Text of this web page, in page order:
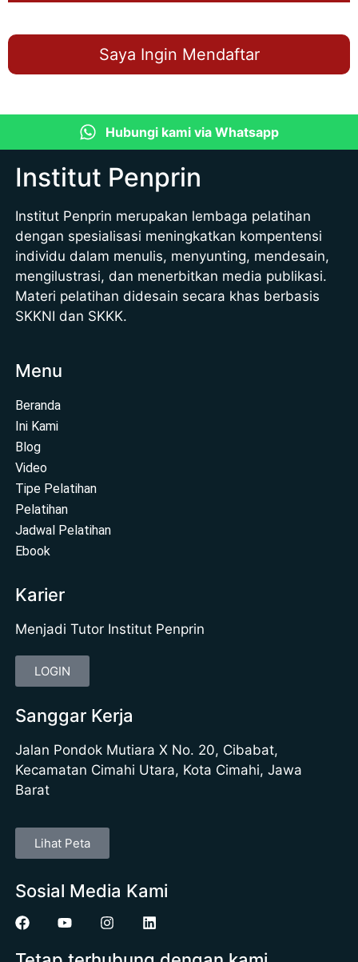
Saya Ingin Mendaftar
Hubungi kami via Whatsapp
Institut Penprin
Institut Penprin merupakan lembaga pelatihan
dengan spesialisasi meningkatkan kompentensi
individu dalam menulis, menyunting, mendesain,
mengilustrasi, dan menerbitkan media publikasi.
Materi pelatihan didesain secara khas berbasis
SKKNI dan SKKK.
Menu
Beranda
Ini Kami
Blog
Video
Tipe Pelatihan
Pelatihan
Jadwal Pelatihan
Ebook
Karier
Menjadi Tutor Institut Penprin
LOGIN
Sanggar Kerja
Jalan Pondok Mutiara X No. 20, Cibabat,
Kecamatan Cimahi Utara, Kota Cimahi, Jawa
Barat
Lihat Peta
Sosial Media Kami